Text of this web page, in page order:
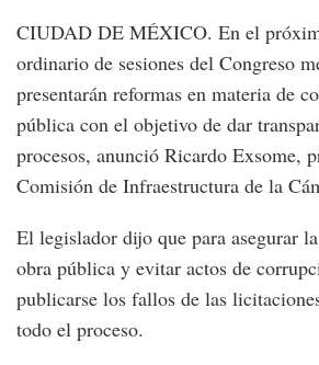
CIUDAD DE MÉXICO. En el
ordinario de sesiones del Congreso
presentarán reformas en materia de
pública con el objetivo de dar
procesos, anunció Ricardo Exsome,
Comisión de Infraestructura de la
El legislador dijo que para asegurar
obra pública y evitar actos de
publicarse los fallos de las
todo el proceso.